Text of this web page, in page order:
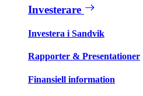
Investerare
Investera i Sandvik
Rapporter & Presentationer
Finansiell information